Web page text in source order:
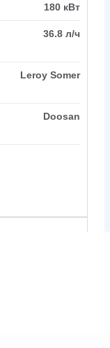
180 кВт
36.8 л/ч
Leroy Somer
Doosan